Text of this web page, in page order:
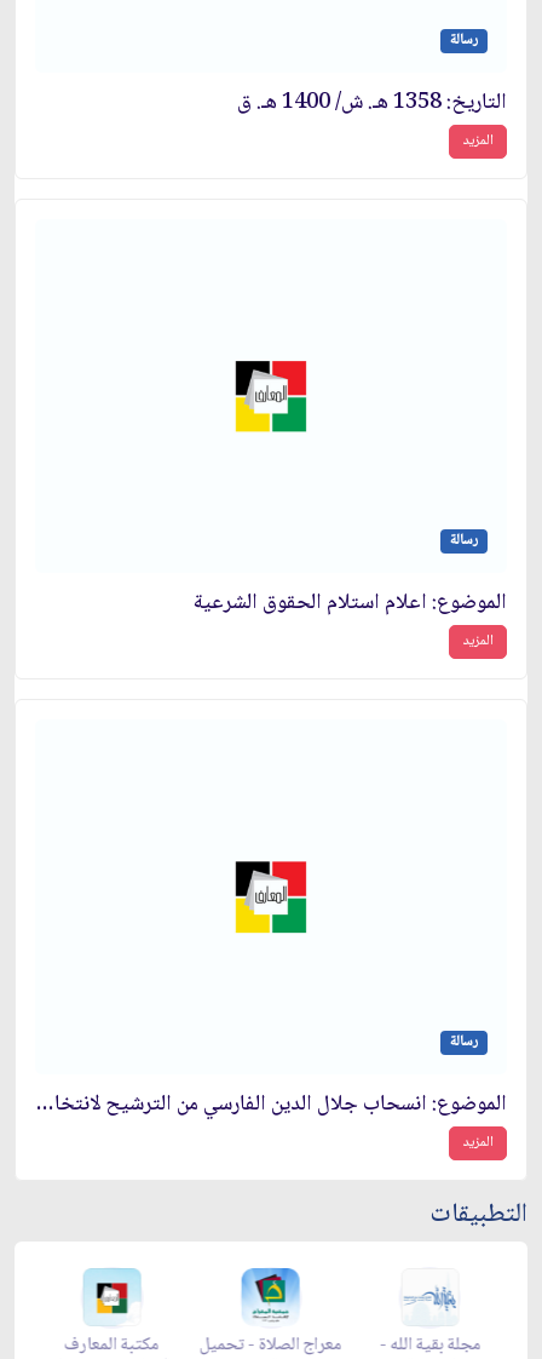
رسالة
التاريخ: 1358 هـ. ش/ 1400 هـ. ق‏
المزيد
رسالة
الموضوع: اعلام استلام الحقوق الشرعية
المزيد
رسالة
الموضوع: انسحاب جلال الدين الفارسي من الترشيح لانتخابات رئاسة الجمهورية
المزيد
التطبيقات
مكتبة المعارف معراج الصلاة - تحميل مجلة بقية الله -